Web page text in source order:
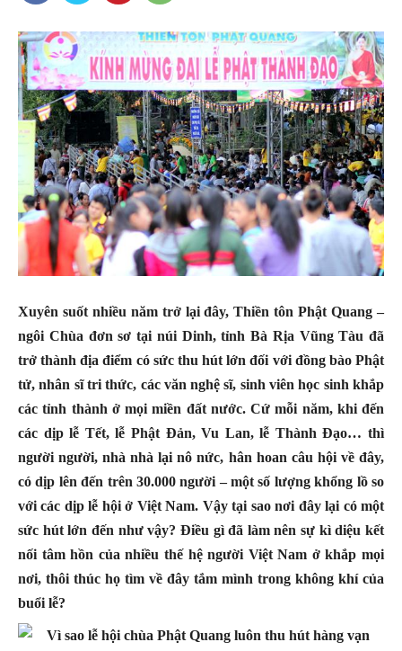
Xuyên suốt nhiều năm trở lại đây, Thiền tôn Phật Quang –
ngôi Chùa đơn sơ tại núi Dinh, tỉnh Bà Rịa Vũng Tàu đã
trở thành địa điểm có sức thu hút lớn đối với đồng bào Phật
tử, nhân sĩ tri thức, các văn nghệ sĩ, sinh viên học sinh khắp
các tỉnh thành ở mọi miền đất nước. Cứ mỗi năm, khi đến
các dịp lễ Tết, lễ Phật Đản, Vu Lan, lễ Thành Đạo… thì
người người, nhà nhà lại nô nức, hân hoan câu hội về đây,
có dịp lên đến trên 30.000 người – một số lượng khổng lồ so
với các dịp lễ hội ở Việt Nam. Vậy tại sao nơi đây lại có một
sức hút lớn đến như vậy? Điều gì đã làm nên sự kì diệu kết
nối tâm hồn của nhiều thế hệ người Việt Nam ở khắp mọi
nơi, thôi thúc họ tìm về đây tắm mình trong không khí của
buổi lễ?